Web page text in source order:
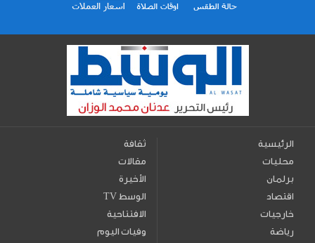
الرئيسية
محليات
برلمان
اقتصاد
خارجيات
رياضة
ثقافة
مقالات
الأخيرة
TV الوسط
الافتتاحية
وفيات اليوم